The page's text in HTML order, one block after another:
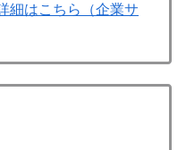
細はこちら（企業サ